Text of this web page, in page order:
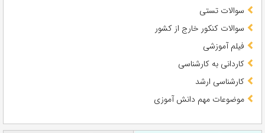
سوالات تستی
سوالات کنکور خارج از کشور
فیلم آموزشی
کاردانی به کارشناسی
کارشناسی ارشد
موضوعات مهم دانش آموزی